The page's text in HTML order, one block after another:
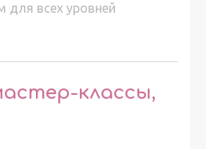
всех уровней
классы,